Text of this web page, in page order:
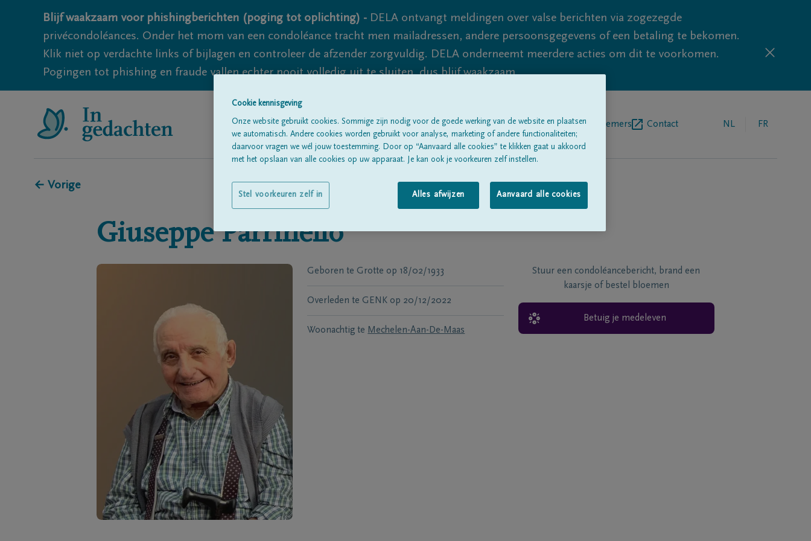
Blijf waakzaam voor phishingberichten (poging tot oplichting) - DELA ontvangt meldingen over valse berichten via zogezegde
privécondoléances. Onder het mom van een condoléance tracht men mailadressen, andere persoonsgegevens of een betaling te bekomen.
Klik niet op verdachte links of bijlagen en controleer de afzender zorgvuldig. DELA onderneemt meerdere acties om dit te voorkomen.
Pogingen tot phishing en fraude vallen echter nooit volledig uit te sluiten, dus blijf waakzaam.
Alle rouwberichtenOver onsBegrafenisondernemers Contact NL FR
← Vorige
Giuseppe Parrinello
Geboren te Grotte op 18/02/1933
Overleden te GENK op 20/12/2022
Woonachtig te Mechelen-Aan-De-Maas
Stuur een condoléancebericht, brand een
kaarsje of bestel bloemen
Betuig je medeleven
Cookie kennisgeving
Onze website gebruikt cookies. Sommige zijn nodig voor de goede werking van de website en plaatsen
we automatisch. Andere cookies worden gebruikt voor analyse, marketing of andere functionaliteiten;
daarvoor vragen we wél jouw toestemming. Door op “Aanvaard alle cookies” te klikken gaat u akkoord
met het opslaan van alle cookies op uw apparaat. Je kan ook je voorkeuren zelf instellen.
Alles afwijzen Aanvaard alle cookies
Stel voorkeuren zelf in